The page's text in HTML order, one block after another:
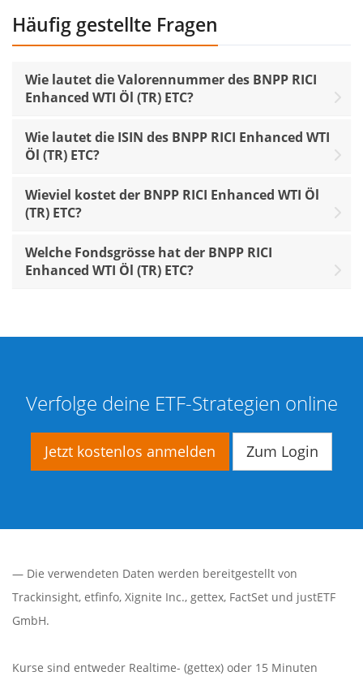
Häufig gestellte Fragen
Wie lautet die Valorennummer des BNPP RICI
Enhanced WTI Öl (TR) ETC?
Wie lautet die ISIN des BNPP RICI Enhanced WTI
Öl (TR) ETC?
Wieviel kostet der BNPP RICI Enhanced WTI Öl
(TR) ETC?
Welche Fondsgrösse hat der BNPP RICI
Enhanced WTI Öl (TR) ETC?
Verfolge deine ETF-Strategien online
Jetzt kostenlos anmelden Zum Login
— Die verwendeten Daten werden bereitgestellt von
Trackinsight, etfinfo, Xignite Inc., gettex, FactSet und justETF
GmbH.
Kurse sind entweder Realtime- (gettex) oder 15 Minuten